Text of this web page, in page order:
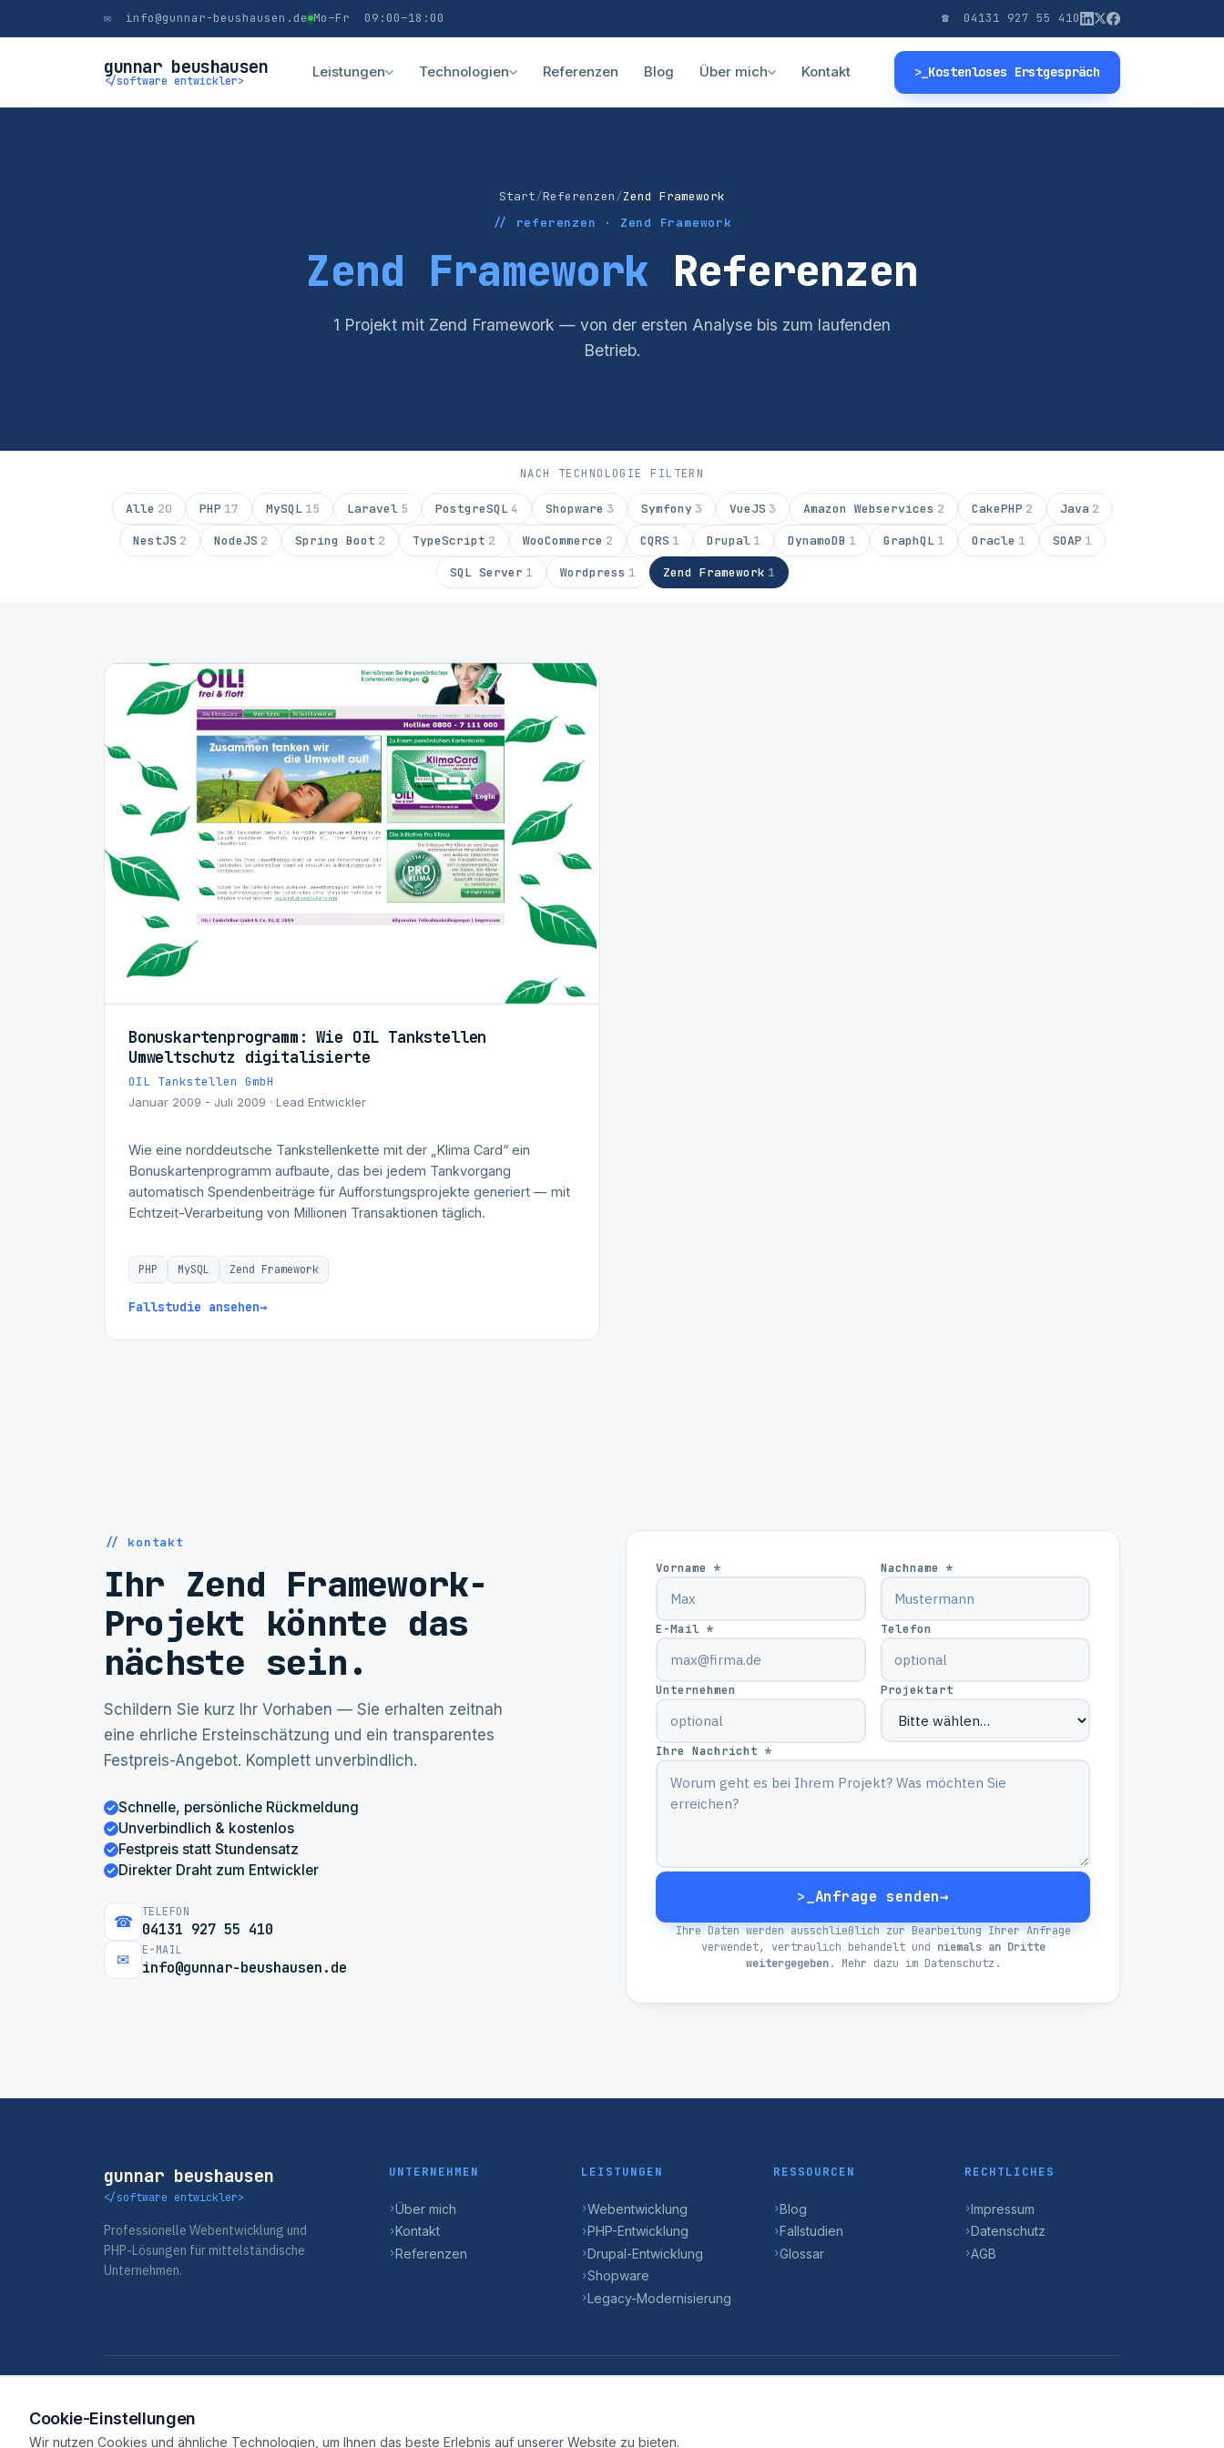
✉ info@gunnar-beushausen.de Mo–Fr 09:00–18:00 ☎ 04131 927 55 410
gunnar beushausen
</software entwickler>
Leistungen Technologien Referenzen Blog Über mich Kontakt >_ Kostenloses Erstgespräch
Start/Referenzen/Zend Framework
// referenzen · Zend Framework
Zend Framework Referenzen
1 Projekt mit Zend Framework — von der ersten Analyse bis zum laufenden
Betrieb.
NACH TECHNOLOGIE FILTERN
Alle 20 PHP 17 MySQL 15 Laravel 5 PostgreSQL 4 Shopware 3 Symfony 3 VueJS 3 Amazon Webservices 2 CakePHP 2 Java 2
NestJS 2 NodeJS 2 Spring Boot 2 TypeScript 2 WooCommerce 2 CQRS 1 Drupal 1 DynamoDB 1 GraphQL 1 Oracle 1 SOAP 1
SQL Server 1 Wordpress 1 Zend Framework 1
Bonuskartenprogramm: Wie OIL Tankstellen
Umweltschutz digitalisierte
OIL Tankstellen GmbH
Januar 2009 - Juli 2009 · Lead Entwickler
Wie eine norddeutsche Tankstellenkette mit der „Klima Card“ ein
Bonuskartenprogramm aufbaute, das bei jedem Tankvorgang
automatisch Spendenbeiträge für Aufforstungsprojekte generiert — mit
Echtzeit-Verarbeitung von Millionen Transaktionen täglich.
PHP MySQL Zend Framework
Fallstudie ansehen→
// kontakt
Ihr Zend Framework-
Projekt könnte das
nächste sein.
Schildern Sie kurz Ihr Vorhaben — Sie erhalten zeitnah
eine ehrliche Ersteinschätzung und ein transparentes
Festpreis-Angebot. Komplett unverbindlich.
Schnelle, persönliche Rückmeldung
Unverbindlich & kostenlos
Festpreis statt Stundensatz
Direkter Draht zum Entwickler
☎
TELEFON
04131 927 55 410
✉
E-MAIL
info@gunnar-beushausen.de
Vorname * Nachname *
E-Mail * Telefon
Unternehmen Projektart
Ihre Nachricht *
>_Anfrage senden→
Ihre Daten werden ausschließlich zur Bearbeitung Ihrer Anfrage
verwendet, vertraulich behandelt und niemals an Dritte
weitergegeben. Mehr dazu im Datenschutz .
gunnar beushausen
</software entwickler>
Professionelle Webentwicklung und
PHP-Lösungen für mittelständische
Unternehmen.
UNTERNEHMEN
›Über mich
›Kontakt
›Referenzen
LEISTUNGEN
›Webentwicklung
›PHP-Entwicklung
›Drupal-Entwicklung
›Shopware
›Legacy-Modernisierung
RESSOURCEN
›Blog
›Fallstudien
›Glossar
RECHTLICHES
›Impressum
›Datenschutz
›AGB
Die neuesten Insights zur Softwareentwicklung — etwa monatlich, kein Spam.
Cookie-Einstellungen
Wir nutzen Cookies und ähnliche Technologien, um Ihnen das beste Erlebnis auf unserer Website zu bieten.